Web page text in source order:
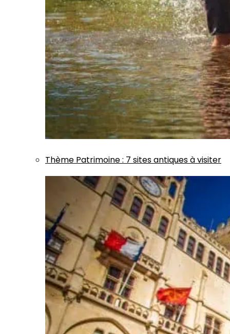
Thème Patrimoine: 7 sites antiques à visiter